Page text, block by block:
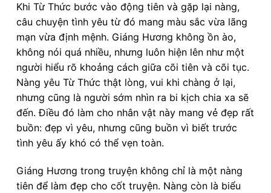
Khi Từ Thức bước vào động tiên và gặp lại nàng,
câu chuyện tình yêu từ đó mang màu sắc vừa lãng
mạn vừa định mệnh. Giáng Hương không ồn ào,
không nói quá nhiều, nhưng luôn hiện lên như một
người hiểu rõ khoảng cách giữa cõi tiên và cõi tục.
Nàng yêu Từ Thức thật lòng, vui khi chàng ở lại,
nhưng cũng là người sớm nhìn ra bi kịch chia xa sẽ
đến. Điều đó làm cho nhân vật này mang vẻ đẹp rất
buồn: đẹp vì yêu, nhưng cũng buồn vì biết trước
tình yêu ấy khó có thể vẹn toàn.
Giáng Hương trong truyện không chỉ là một nàng
tiên để làm đẹp cho cốt truyện. Nàng còn là biểu